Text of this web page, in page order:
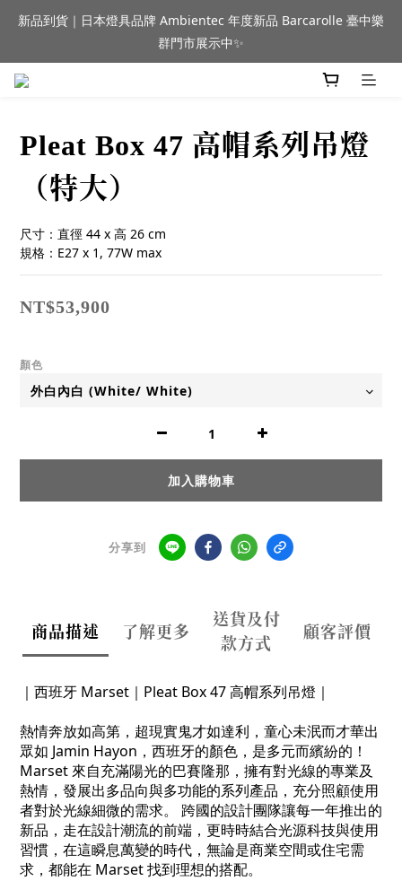
新品到貨｜日本燈具品牌 Ambientec 年度新品 Barcarolle 臺中樂
群門市展示中✨
新品到貨｜日本燈具品牌 Ambientec 年度新品 Barcarolle 臺中樂
群門市展示中✨
任何商品疑問歡迎加入官方Line(@944ntokm)專人與您回覆🛋️
群門市展示中✨
Pleat Box 47 高帽系列吊燈
（特大）
尺寸：直徑 44 x 高 26 cm
規格：E27 x 1, 77W max
NT$53,900
顏色
加入購物車
分享到
商品描述 了解更多
送貨及付
款方式
顧客評價
｜西班牙 Marset｜ Pleat Box 47 高帽系列吊燈｜
熱情奔放如高第，超現實鬼才如達利，童心未泯而才華出
眾如 Jamin Hayon，西班牙的顏色，是多元而繽紛的！
Marset 來自充滿陽光的巴賽隆那，擁有對光線的專業及
熱情，發展出多品向與多功能的系列產品，充分照顧使用
者對於光線細微的需求。 跨國的設計團隊讓每一年推出的
新品，走在設計潮流的前端，更時時結合光源科技與使用
習慣，在這瞬息萬變的時代，無論是商業空間或住宅需
求，都能在 Marset 找到理想的搭配。